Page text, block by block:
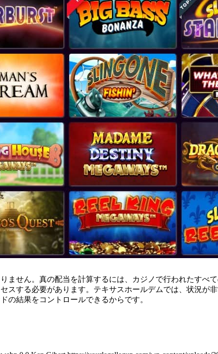
ません。真の配当を計算するには、カジノで行われたすべ
スする必要があります。テキサスホールデムでは、状況が
の結果をコントロールできるからです。